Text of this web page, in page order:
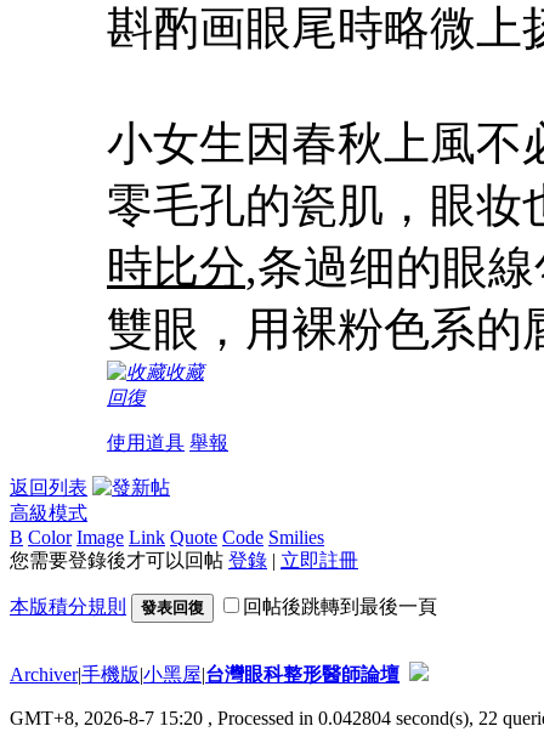
斟酌画眼尾時略微上
小女生因春秋上風不
零毛孔的瓷肌，眼妆
時比分,条過细的眼
雙眼，用裸粉色系的
收藏
回復
使用道具 舉報
返回列表
高級模式
B Color Image Link Quote Code Smilies
您需要登錄後才可以回帖 登錄 | 立即註冊
本版積分規則 發表回復 回帖後跳轉到最後一頁
Archiver|手機版|小黑屋|台灣眼科整形醫師論壇
GMT+8, 2026-8-7 15:20 , Processed in 0.042804 second(s), 22